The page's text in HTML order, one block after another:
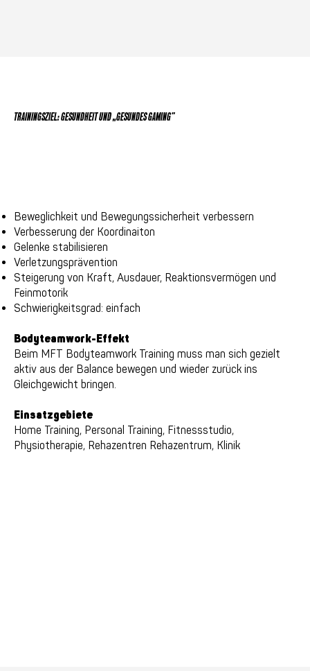
TRAININGSZIEL: GESUNDHEIT UND „GESUNDES GAMING”
Beweglichkeit und Bewegungssicherheit verbessern
Verbesserung der Koordinaiton
Gelenke stabilisieren
Verletzungsprävention
Steigerung von Kraft, Ausdauer, Reaktionsvermögen und
Feinmotorik
Schwierigkeitsgrad: einfach
Bodyteamwork-Effekt
Beim MFT Bodyteamwork Training muss man sich gezielt
aktiv aus der Balance bewegen und wieder zurück ins
Gleichgewicht bringen.
Einsatzgebiete
​Home Training, Personal Training, Fitnessstudio,
Physiotherapie, Rehazentren Rehazentrum, Klinik​​